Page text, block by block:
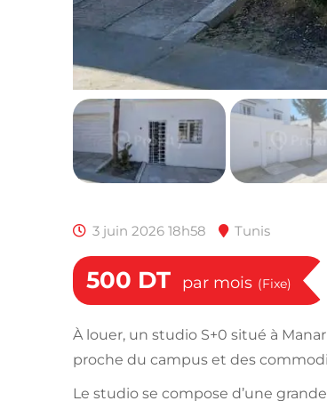
3 juin 2026 18h58 Tunis
500 DT par mois (Fixe)
À louer, un studio S+0 situé à
proche du campus et des
Le studio se compose d’une